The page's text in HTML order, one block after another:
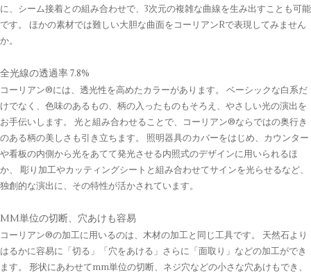
に、シーム接着との組み合わせで、3次元の複雑な曲線を生み出すことも可能
です。 ほかの素材では難しい大胆な曲面をコーリアンRで表現してみません
か。
全光線の透過率 7.8%
コーリアン®には、透光性を高めたカラーがあります。 ベーシックな白系だ
けでなく、色味のあるもの、柄の入ったものもそろえ、やさしい光の演出を
お手伝いします。 光と組み合わせることで、コーリアン®ならではの奥行き
のある柄の美しさも引き立ちます。 照明器具のカバーをはじめ、カウンター
や看板の内側から光をあてて発光させる内照式のデザインに用いられるほ
か、 彫り加工やカッティングシートと組み合わせてサインを光らせるなど、
独創的な演出に、その特性が活かされています。
MM単位の切断、穴あけも容易
コーリアン®の加工に用いるのは、木材の加工と同じ工具です。 天然石より
はるかに容易に「切る」「穴をあける」さらに「面取り」などの加工ができ
ます。 形状にあわせてmm単位の切断、ネジ穴などの小さな穴あけもでき、